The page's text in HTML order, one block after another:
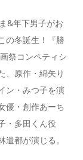
&年下男子がお
の冬誕生！『勝
祭コンペティシ
、原作・綿矢り
ン・みつ子を演
優・創作あーち
・多田くん役
都が演じる。